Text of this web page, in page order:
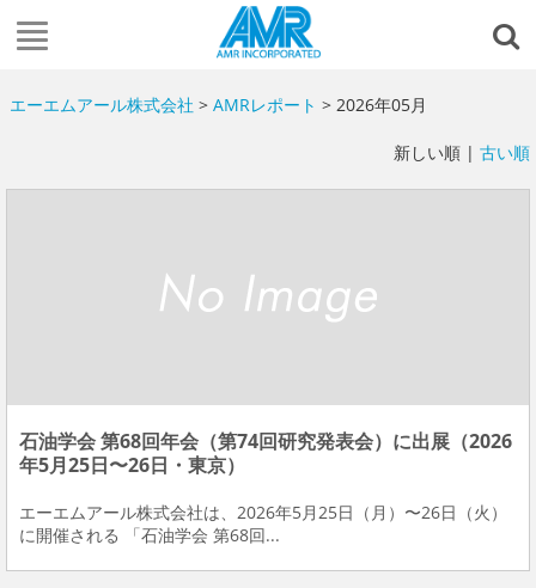
エーエムアール株式会社 > AMRレポート > 2026年05月
新しい順 | 古い順
石油学会 第68回年会（第74回研究発表会）に出展（2026
年5月25日〜26日・東京）
エーエムアール株式会社は、2026年5月25日（月）〜26日（火）
に開催される 「石油学会 第68回...